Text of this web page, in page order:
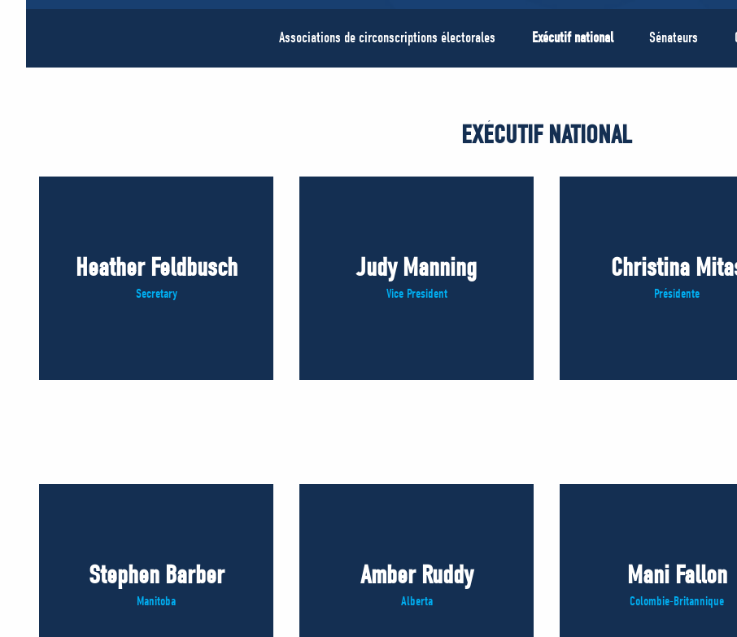
Associations de circonscriptions électorales Exécutif national Sénateurs
EXÉCUTIF NATIONAL
Heather Feldbusch
Secretary
Judy Manning
Vice President
Christina
Présidente
Stephen Barber
Manitoba
Amber Ruddy
Alberta
Mani Fallon
Colombie-Britannique